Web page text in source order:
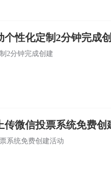
性化定制2分钟完成
2分钟完成创建
传微信投票系统免费创
系统免费创建活动